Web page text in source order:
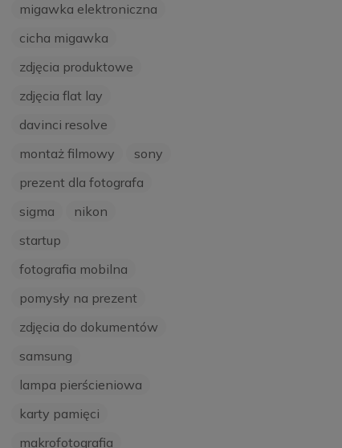
migawka elektroniczna
cicha migawka
zdjęcia produktowe
zdjęcia flat lay
davinci resolve
montaż filmowy
sony
prezent dla fotografa
sigma
nikon
startup
fotografia mobilna
pomysły na prezent
zdjęcia do dokumentów
samsung
lampa pierścieniowa
karty pamięci
makrofotografia